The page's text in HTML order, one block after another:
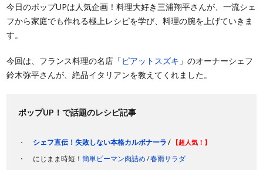
今日のポップUPは人気企画！料理大好き三浦翔平さんが、一流シェ
フから家庭でも作れる極上レシピを学び、料理の腕を上げていきま
す。
今回は、フランス料理の名店「ピアットスズキ 」のオーナーシェフ
鈴木弥平さんが、絶品イタリアンを教えてくれました。
ポップUP！で話題のレシピ記事
シェフ直伝！失敗しない本格カルボナーラ / 【超人気！】
にじまま時短！簡単ピーマン肉詰め /春雨サラダ